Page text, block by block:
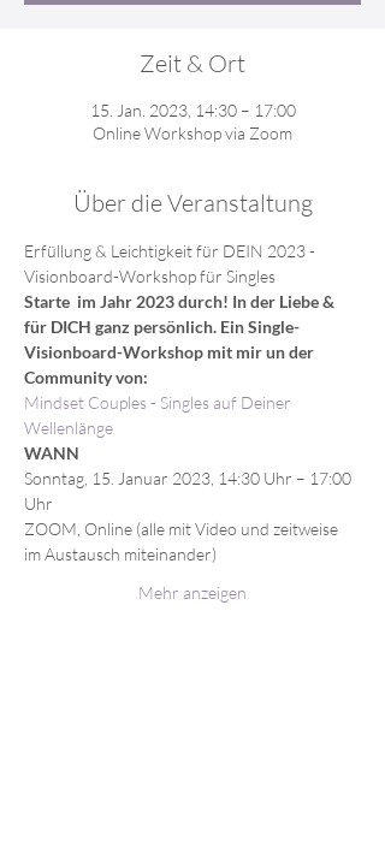
Zeit & Ort
15. Jan. 2023, 14:30 – 17:00
Online Workshop via Zoom
Über die Veranstaltung
Erfüllung & Leichtigkeit für DEIN 2023 -
Visionboard-Workshop für Singles
Starte  im Jahr 2023 durch! In der Liebe &
für DICH ganz persönlich. Ein Single-
Visionboard-Workshop mit mir un der
Community von:
Mindset Couples - Singles auf Deiner
Wellenlänge
WANN
Sonntag, 15. Januar 2023, 14:30 Uhr – 17:00
Uhr
ZOOM, Online (alle mit Video und zeitweise
im Austausch miteinander)
Mehr anzeigen